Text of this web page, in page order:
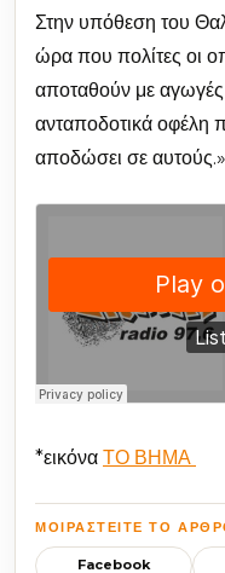
Στην υπόθεση του
ώρα που πολίτες οι
αποταθούν με αγωγές
ανταποδοτικά οφέλη
αποδώσει σε αυτούς.»
*εικόνα ΤΟ ΒΗΜΑ
ΜΟΙΡΑΣΤΕΊΤΕ ΤΟ
Facebook